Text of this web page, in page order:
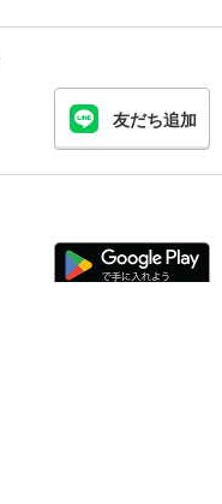
友だち追加